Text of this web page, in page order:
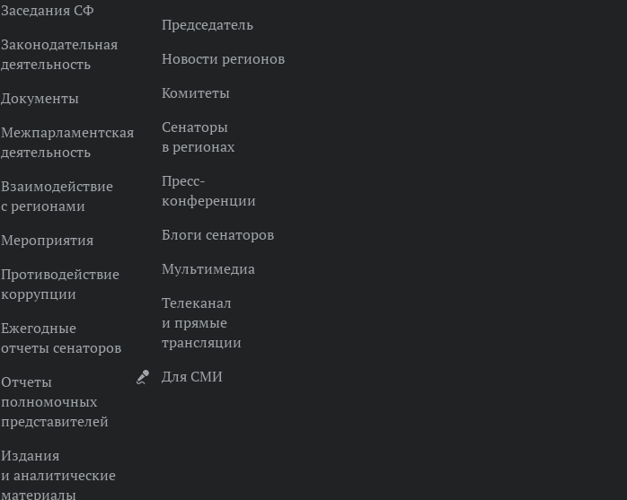
Заседания СФ
Законодательная
деятельность
Документы
Межпарламентская
деятельность
Взаимодействие
с регионами
Мероприятия
Противодействие
коррупции
Ежегодные
отчеты сенаторов
Отчеты
полномочных
представителей
Издания
и аналитические
материалы
Председатель
Новости регионов
Комитеты
Сенаторы
в регионах
Пресс-
конференции
Блоги сенаторов
Мультимедиа
Телеканал
и прямые
трансляции
Для СМИ